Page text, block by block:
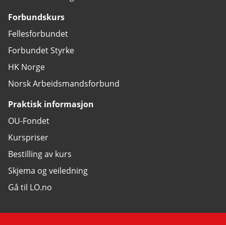
Forbundskurs
Fellesforbundet
Forbundet Styrke
HK Norge
Norsk Arbeidsmandsforbund
Praktisk informasjon
OU-Fondet
Kurspriser
Bestilling av kurs
Skjema og veiledning
Gå til LO.no